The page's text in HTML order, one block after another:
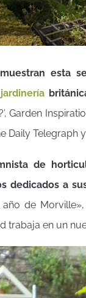
esta
Garden
Daily Telegraph
de
dedicados a
de
trabaja en un